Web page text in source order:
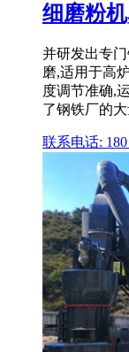
细磨粉
并研发出专
磨,适用于高
度调节准确,
了钢铁厂的
联系电话: 180